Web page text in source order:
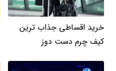
خرید اقساطی جذاب ترین
کیف چرم دست دوز